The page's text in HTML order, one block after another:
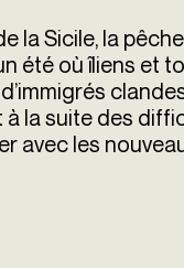
la Sicile, la
été où îliens et
la suite des
avec les